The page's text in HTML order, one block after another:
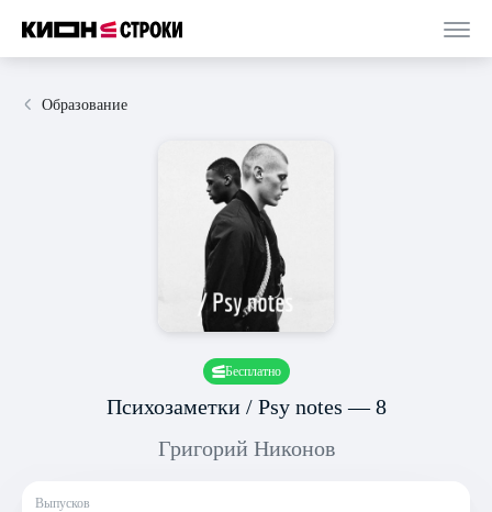
Образование
Бесплатно
Психозаметки / Psy notes — 8
Григорий Никонов
Выпусков